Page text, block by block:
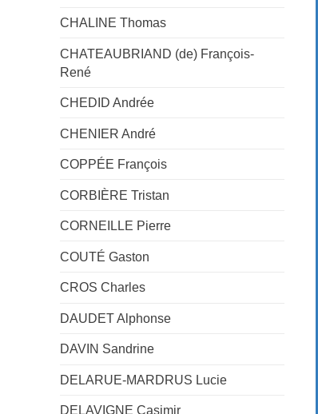
CHALINE Thomas
CHATEAUBRIAND (de) François-
René
CHEDID Andrée
CHENIER André
COPPÉE François
CORBIÈRE Tristan
CORNEILLE Pierre
COUTÉ Gaston
CROS Charles
DAUDET Alphonse
DAVIN Sandrine
DELARUE-MARDRUS Lucie
DELAVIGNE Casimir